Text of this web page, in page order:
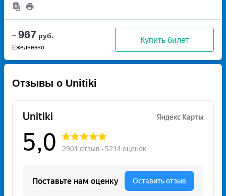
~ 967 руб.
Ежедневно
Купить билет
Отзывы о Unitiki